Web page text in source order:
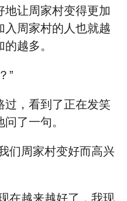
地让周家村变得更加
入周家村的人也就越
越多。
”
过，看到了正在发笑
了一句。
们周家村变好而高兴
在越来越好了，我现